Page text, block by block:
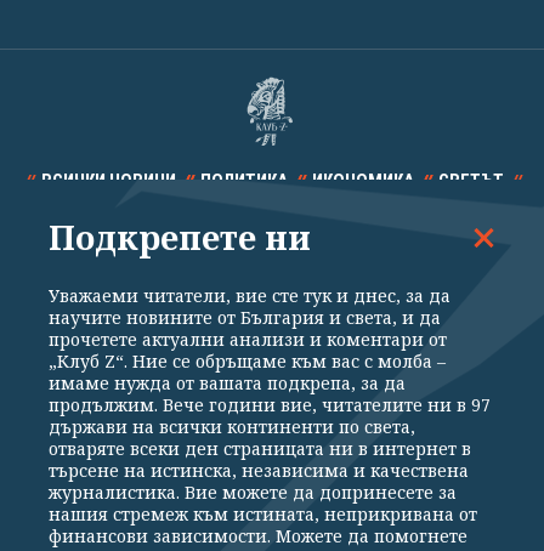
ВСИЧКИ НОВИНИ ПОЛИТИКА ИКОНОМИКА СВЕТЪТ
СПОРТ КУЛТУРА ТЕХНОЛОГИИ КАЛЕЙДОСКОП
Общи условия
Политика за поверителност
Реклама
Партньори Контакти
За Клуб Z
Екип
Подкрепете ни
Подкрепете ни
Уважаеми читатели, вие сте тук и днес, за да
научите новините от България и света, и да
прочетете актуални анализи и коментари от
„Клуб Z“. Ние се обръщаме към вас с молба –
имаме нужда от вашата подкрепа, за да
продължим. Вече години вие, читателите ни в 97
държави на всички континенти по света,
отваряте всеки ден страницата ни в интернет в
търсене на истинска, независима и качествена
журналистика. Вие можете да допринесете за
нашия стремеж към истината, неприкривана от
финансови зависимости. Можете да помогнете